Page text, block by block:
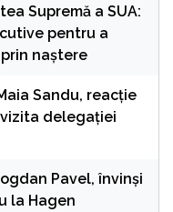
Supremă a SUA:
pentru a
naștere
Sandu, reacție
delegației
Pavel, învinşi
la Hagen